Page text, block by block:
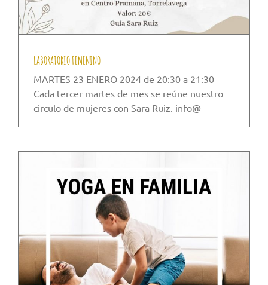
LABORATORIO FEMENINO
MARTES 23 ENERO 2024 de 20:30 a 21:30
Cada tercer martes de mes se reúne nuestro
circulo de mujeres con Sara Ruiz. info@